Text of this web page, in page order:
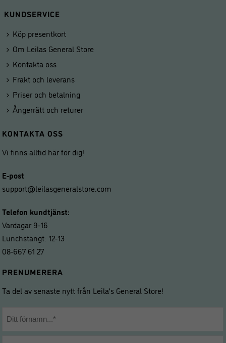
KUNDSERVICE
Köp presentkort
Om Leilas General Store
Kontakta oss
Frakt och leverans
Priser och betalning
Ångerrätt och returer
KONTAKTA OSS
Vi finns alltid här för dig!
E-post
support@leilasgeneralstore.com
Telefon kundtjänst:
Vardagar 9-16
Lunchstängt: 12-13
08-667 61 27
PRENUMERERA
Ta del av senaste nytt från Leila’s General Store!